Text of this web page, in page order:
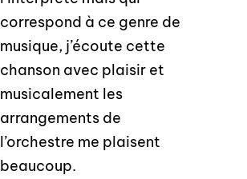
correspond à ce genre de
musique, j’écoute cette
chanson avec plaisir et
musicalement les
arrangements de
l’orchestre me plaisent
beaucoup.